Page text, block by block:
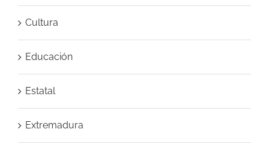
Cultura
Educación
Estatal
Extremadura